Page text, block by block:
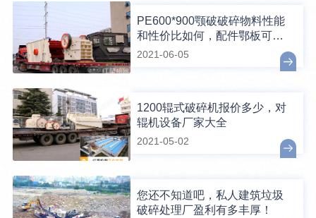
PE600*900颚破破碎物料性能
和性价比如何，配件鄂板可换
吗？
2021-06-05
1200辊式破碎机报价多少，对
辊机设备厂家大全
2021-05-02
您还不知道吧，私人建筑垃圾
破碎处理厂盈利有多丰厚！